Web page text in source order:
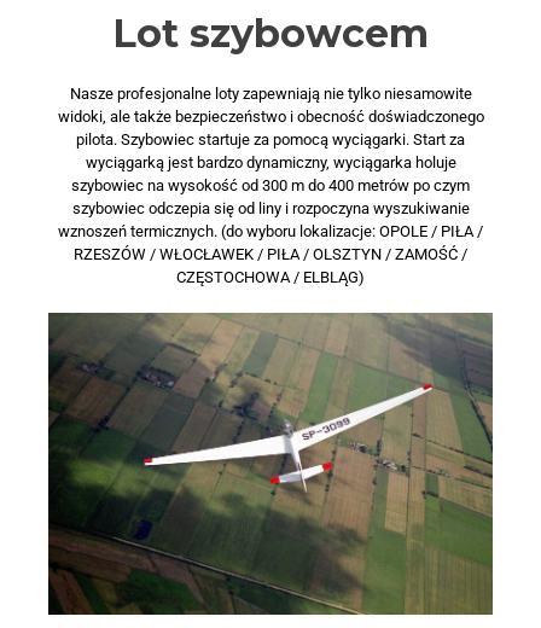
Lot szybowcem
Nasze profesjonalne loty zapewniają nie tylko niesamowite
widoki, ale także bezpieczeństwo i obecność doświadczonego
pilota. Szybowiec startuje za pomocą wyciągarki. Start za
wyciągarką jest bardzo dynamiczny, wyciągarka holuje
szybowiec na wysokość od 300 m do 400 metrów po czym
szybowiec odczepia się od liny i rozpoczyna wyszukiwanie
wznoszeń termicznych. (do wyboru lokalizacje: OPOLE / PIŁA /
RZESZÓW / WŁOCŁAWEK / PIŁA / OLSZTYN / ZAMOŚĆ /
CZĘSTOCHOWA / ELBLĄG)